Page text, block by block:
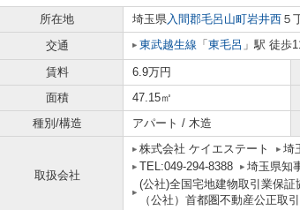
所在地 埼玉県入間郡毛呂山町岩井西 ５
交通
東武越生線 「 東毛呂 」駅 徒歩
賃料 6.9万円
面積
47.15㎡
種別/構造
アパート / 木造
取扱会社
株式会社 ケイエステート
埼
TEL:049-294-8388
埼玉県知
(公社)全国宅地建物取引業保
（公社）首都圏不動産公正取